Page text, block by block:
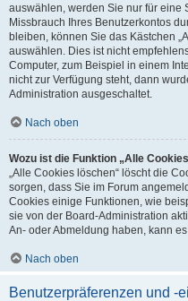
auswählen, werden Sie nur für eine
Missbrauch Ihres Benutzerkontos
bleiben, können Sie das Kästchen
auswählen. Dies ist nicht
Computer, zum Beispiel in einem
nicht zur Verfügung steht, dann
Administration ausgeschaltet.
Nach oben
Wozu ist die Funktion „Alle
„Alle Cookies löschen“ löscht die
sorgen, dass Sie im Forum
Cookies einige Funktionen, wie
sie von der Board-Administration
An- oder Abmeldung haben, kann
Nach oben
Benutzerpräferenzen und -